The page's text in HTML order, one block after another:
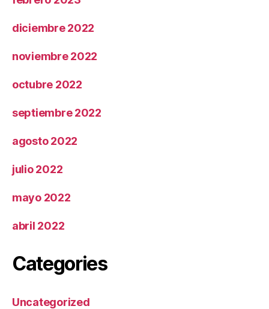
diciembre 2022
noviembre 2022
octubre 2022
septiembre 2022
agosto 2022
julio 2022
mayo 2022
abril 2022
Categories
Uncategorized